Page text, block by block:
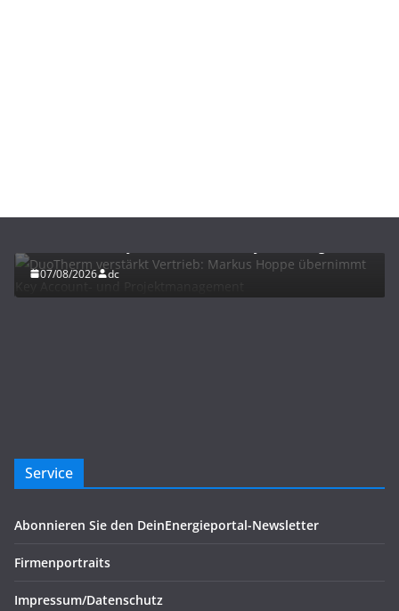
07/08/2026 dc
Service
Abonnieren Sie den DeinEnergieportal-Newsletter
Firmenportraits
Impressum/Datenschutz